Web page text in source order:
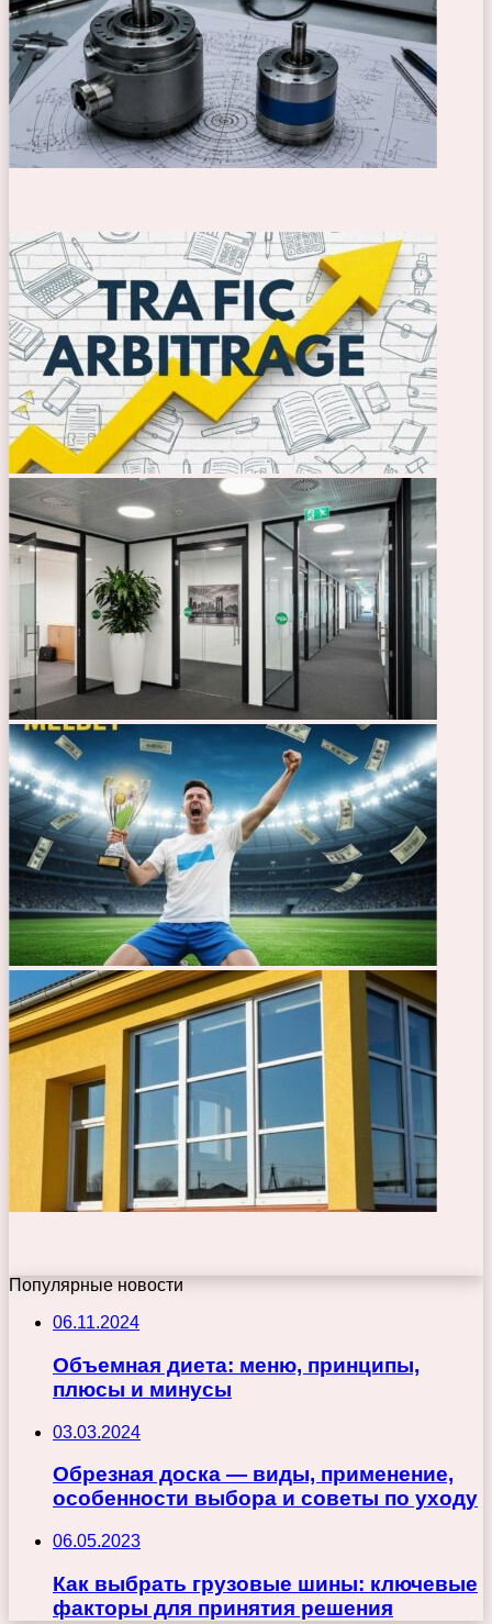
Популярные новости
06.11.2024
Объемная диета: меню, принципы,
плюсы и минусы
03.03.2024
Обрезная доска — виды, применение,
особенности выбора и советы по уходу
06.05.2023
Как выбрать грузовые шины: ключевые
факторы для принятия решения